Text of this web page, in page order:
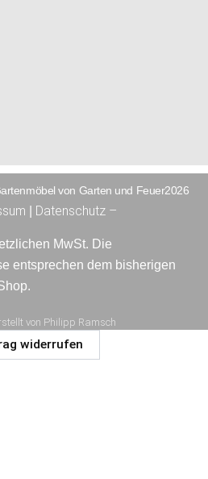
von Garten und Feuer2026
Datenschutz –
MwSt. Die
entsprechen dem bisherigen
von Philipp Ramsch
widerrufen